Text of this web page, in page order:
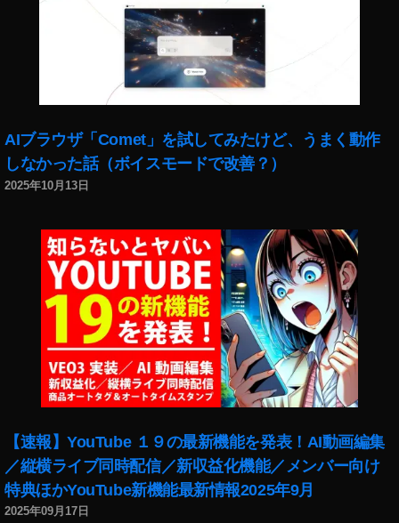
AIブラウザ「Comet」を試してみたけど、うまく動作
しなかった話（ボイスモードで改善？）
2025年10月13日
【速報】YouTube １９の最新機能を発表！AI動画編集
／縦横ライブ同時配信／新収益化機能／メンバー向け
特典ほかYouTube新機能最新情報2025年9月
2025年09月17日